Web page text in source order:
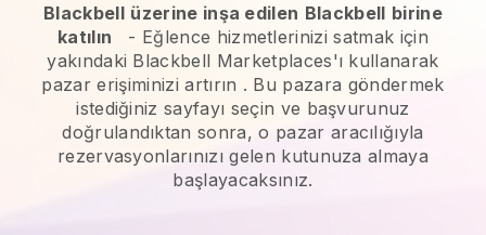
Blackbell üzerine inşa edilen Blackbell birine
katılın
- Eğlence hizmetlerinizi satmak için
yakındaki Blackbell Marketplaces'ı kullanarak
pazar erişiminizi artırın . Bu pazara göndermek
istediğiniz sayfayı seçin ve başvurunuz
doğrulandıktan sonra, o pazar aracılığıyla
rezervasyonlarınızı gelen kutunuza almaya
başlayacaksınız.